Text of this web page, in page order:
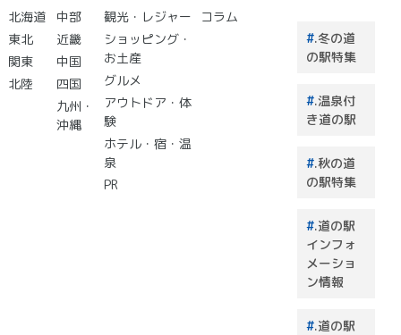
道の駅
２０
選 道
の駅で
買うも
のはこ
れで決
まり！
北海道
東北
関東
北陸
中部
近畿
中国
四国
九州・
沖縄
観光・レジャー
ショッピング・
お土産
グルメ
アウトドア・体
験
ホテル・宿・温
泉
PR
コラム
.冬の道
の駅特集
.温泉付
き道の駅
.秋の道
の駅特集
.道の駅
インフォ
メーショ
ン情報
.道の駅